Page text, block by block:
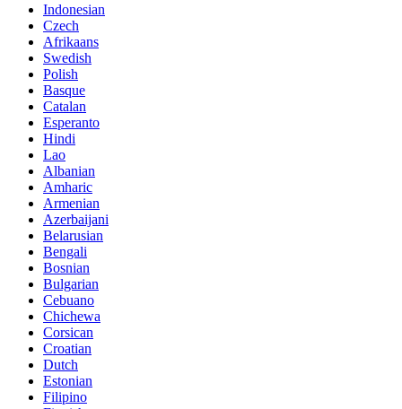
Indonesian
Czech
Afrikaans
Swedish
Polish
Basque
Catalan
Esperanto
Hindi
Lao
Albanian
Amharic
Armenian
Azerbaijani
Belarusian
Bengali
Bosnian
Bulgarian
Cebuano
Chichewa
Corsican
Croatian
Dutch
Estonian
Filipino